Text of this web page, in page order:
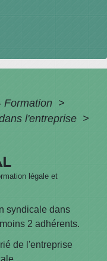
Formation >
l'entreprise >
légale et
syndicale dans
2 adhérents.
de l'entreprise